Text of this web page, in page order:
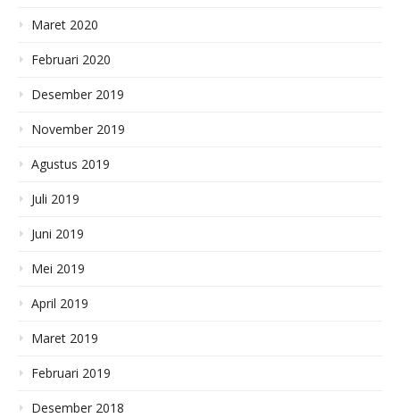
Maret 2020
Februari 2020
Desember 2019
November 2019
Agustus 2019
Juli 2019
Juni 2019
Mei 2019
April 2019
Maret 2019
Februari 2019
Desember 2018